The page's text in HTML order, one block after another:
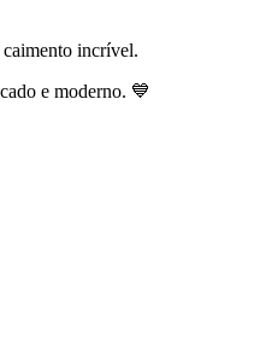
caimento incrível.
e moderno. 💙